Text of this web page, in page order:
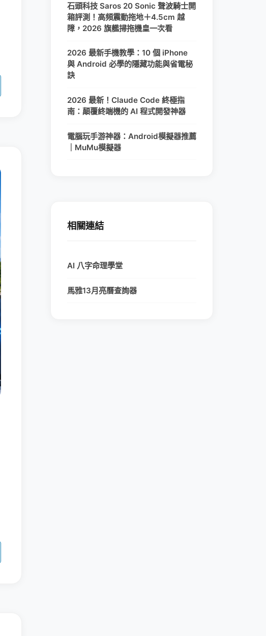
石頭科技 Saros 20 Sonic 聲波騎士開
箱評測！高頻震動拖地＋4.5cm 越
障，2026 旗艦掃拖機皇一次看
2026 最新手機教學：10 個 iPhone
與 Android 必學的隱藏功能與省電秘
訣
2026 最新！Claude Code 終極指
南：顛覆終端機的 AI 程式開發神器
電腦玩手游神器：Android模擬器推薦
｜MuMu模擬器
相關連結
AI 八字命理學堂
馬雅13月亮曆查詢器